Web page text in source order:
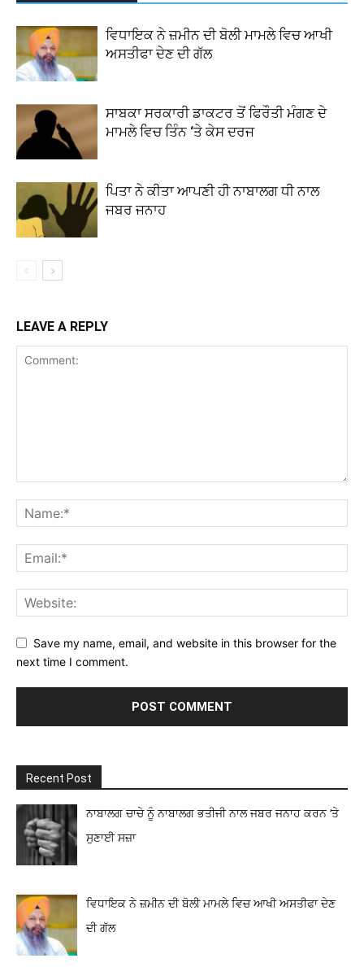
ਵਿਧਾਇਕ ਨੇ ਜ਼ਮੀਨ ਦੀ ਬੋਲੀ ਮਾਮਲੇ ਵਿਚ ਆਖੀ
ਅਸਤੀਫਾ ਦੇਣ ਦੀ ਗੱਲ
ਸਾਬਕਾ ਸਰਕਾਰੀ ਡਾਕਟਰ ਤੋਂ ਫਿਰੌਤੀ ਮੰਗਣ ਦੇ
ਮਾਮਲੇ ਵਿਚ ਤਿੰਨ ‘ਤੇ ਕੇਸ ਦਰਜ
ਪਿਤਾ ਨੇ ਕੀਤਾ ਆਪਣੀ ਹੀ ਨਾਬਾਲਗ ਧੀ ਨਾਲ
ਜਬਰ ਜਨਾਹ
LEAVE A REPLY
Save my name, email, and website in this browser for the
next time I comment.
Recent Post
ਨਾਬਾਲਗ ਚਾਚੇ ਨੂੰ ਨਾਬਾਲਗ ਭਤੀਜੀ ਨਾਲ ਜਬਰ ਜਨਾਹ ਕਰਨ ‘ਤੇ
ਸੁਣਾਈ ਸਜ਼ਾ
ਵਿਧਾਇਕ ਨੇ ਜ਼ਮੀਨ ਦੀ ਬੋਲੀ ਮਾਮਲੇ ਵਿਚ ਆਖੀ ਅਸਤੀਫਾ ਦੇਣ
ਦੀ ਗੱਲ